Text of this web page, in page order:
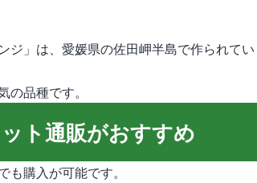
ジ」は、愛媛県の佐田岬半島で作られて
品種です。
ト通販がおすすめ
購入が可能です。